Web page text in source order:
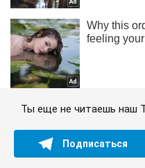
Ты еще не читаешь наш
Подписаться